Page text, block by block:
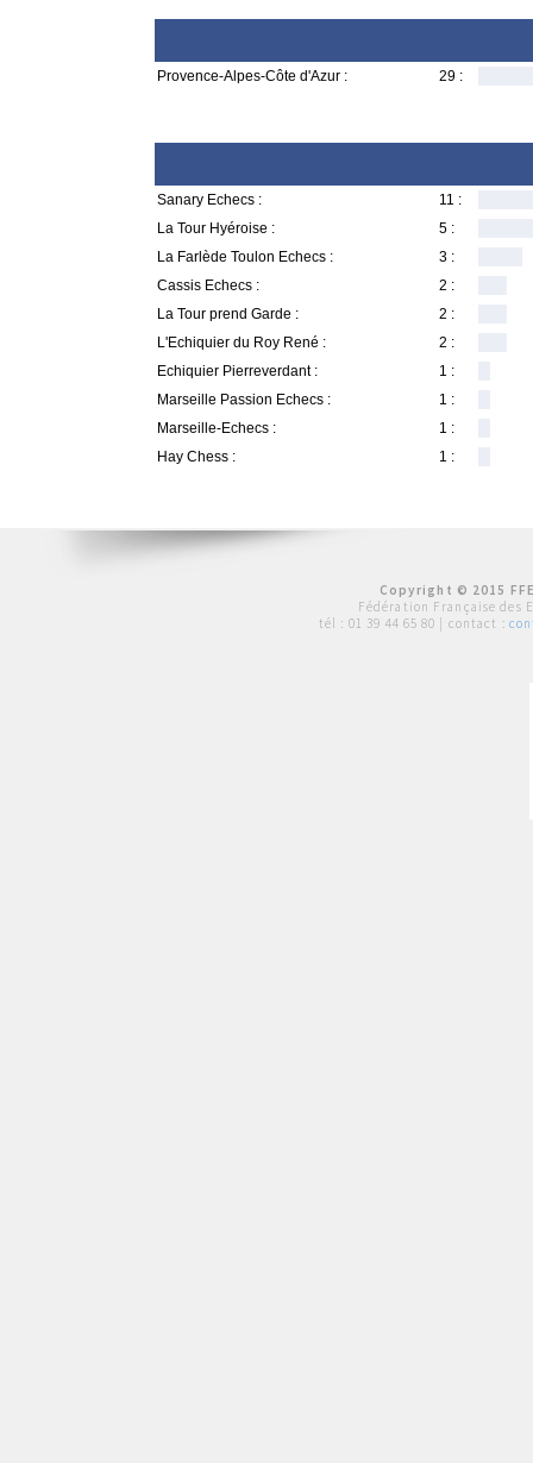
Provence-Alpes-Côte d'Azur : 29 :
Sanary Echecs :
11 :
La Tour Hyéroise :
5 :
La Farlède Toulon Echecs :
3 :
Cassis Echecs :
2 :
La Tour prend Garde :
2 :
L'Echiquier du Roy René :
2 :
Echiquier Pierreverdant :
1 :
Marseille Passion Echecs :
1 :
Marseille-Echecs :
1 :
Hay Chess :
1 :
Copyright © 2015
Fédération Française des
tél : 01 39 44 65 80 | contact :